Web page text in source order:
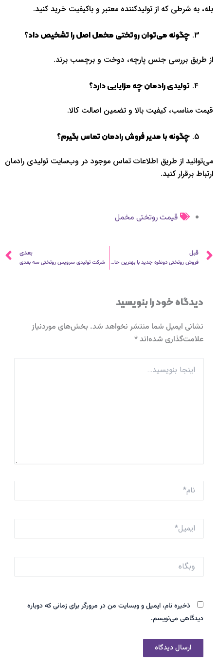
بله، به شرطی که از تولیدکننده معتبر و باکیفیت خرید کنید.
چگونه می‌توان روتختی مخمل اصل را تشخیص داد؟
از طریق بررسی جنس پارچه، دوخت و برچسب برند.
تولیدی رادمان چه مزایایی دارد؟
قیمت مناسب، کیفیت بالا و تضمین اصالت کالا.
چگونه با مدیر فروش رادمان تماس بگیرم؟
می‌توانید از طریق اطلاعات تماس موجود در وب‌سایت تولیدی رادمان
ارتباط برقرار کنید.
قیمت روتختی مخمل
قبلی
قبل
فروش روتختی دونفره جدید با بهترین حاشیه سود
بعدی
شرکت تولیدی سرویس روتختی سه بعدی
دیدگاه‌ خود را بنویسید
نشانی ایمیل شما منتشر نخواهد شد. بخش‌های موردنیاز
علامت‌گذاری شده‌اند*
بنویسید…
نام*
ایمیل*
ذخیره نام، ایمیل و وبسایت من در مرورگر برای زمانی که دوباره
دیدگاهی می‌نویسم.